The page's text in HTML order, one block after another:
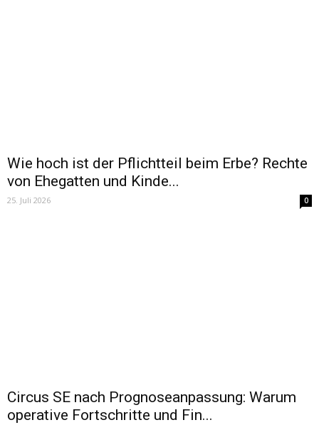
Wie hoch ist der Pflichtteil beim Erbe? Rechte
von Ehegatten und Kinde...
25. Juli 2026 0
Circus SE nach Prognoseanpassung: Warum
operative Fortschritte und Fin...